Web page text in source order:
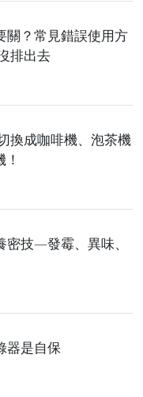
關？常見錯誤使用方
排出去
換成咖啡機、泡茶機
技—發霉、異味、
器是自保